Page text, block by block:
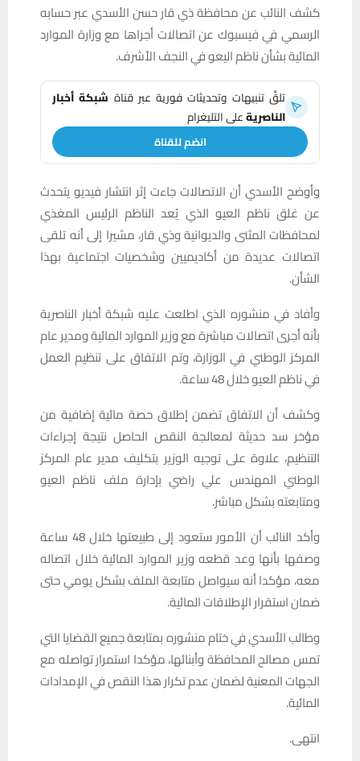
كشف النائب عن محافظة ذي قار حسن الأسدي عبر حسابه
الرسمي في فيسبوك عن اتصالات أجراها مع وزارة الموارد
المائية بشأن ناظم اليعو في النجف الأشرف.
تلقَّ تنبيهات وتحديثات فورية عبر قناة شبكة أخبار
الناصريةعلى التليغرام
انضم للقناة
وأوضح الأسدي أن الاتصالات جاءت إثر انتشار فيديو يتحدث
عن غلق ناظم العيو الذي يُعد الناظم الرئيس المغذي
لمحافظات المثنى والديوانية وذي قار، مشيرا إلى أنه تلقى
اتصالات عديدة من أكاديميين وشخصيات اجتماعية بهذا
الشأن.
وأفاد في منشوره الذي اطلعت عليه شبكة أخبار الناصرية
بأنه أجرى اتصالات مباشرة مع وزير الموارد المائية ومدير عام
المركز الوطني في الوزارة، وتم الاتفاق على تنظيم العمل
في ناظم العيو خلال 48 ساعة.
وكشف أن الاتفاق تضمن إطلاق حصة مائية إضافية من
مؤخر سد حديثة لمعالجة النقص الحاصل نتيجة إجراءات
التنظيم، علاوة على توجيه الوزير بتكليف مدير عام المركز
الوطني المهندس علي راضي بإدارة ملف ناظم العيو
ومتابعته بشكل مباشر.
وأكد النائب أن الأمور ستعود إلى طبيعتها خلال 48 ساعة
وصفها بأنها وعد قطعه وزير الموارد المائية خلال اتصاله
معه، مؤكدا أنه سيواصل متابعة الملف بشكل يومي حتى
ضمان استقرار الإطلاقات المائية.
وطالب الأسدي في ختام منشوره بمتابعة جميع القضايا التي
تمس مصالح المحافظة وأبنائها، مؤكدا استمرار تواصله مع
الجهات المعنية لضمان عدم تكرار هذا النقص في الإمدادات
المائية.
انتهى.